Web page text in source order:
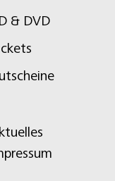
& DVD